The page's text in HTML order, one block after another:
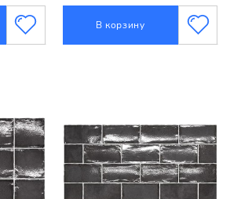
В корзину